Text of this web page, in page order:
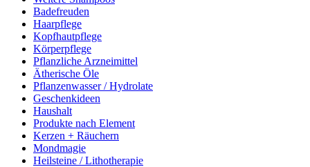
Badefreuden
Haarpflege
Kopfhautpflege
Körperpflege
Pflanzliche Arzneimittel
Ätherische Öle
Pflanzenwasser / Hydrolate
Geschenkideen
Haushalt
Produkte nach Element
Kerzen + Räuchern
Mondmagie
Heilsteine / Lithotherapie